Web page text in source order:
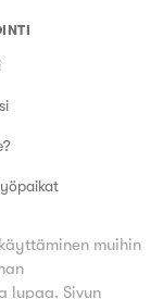
muihin
lupaa. Sivun